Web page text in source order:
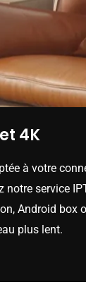
4K
à votre
notre service
Android box
plus lent.